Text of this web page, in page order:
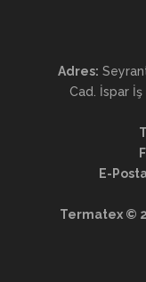
Adres:
Cad. İspar
E-
Termatex ©